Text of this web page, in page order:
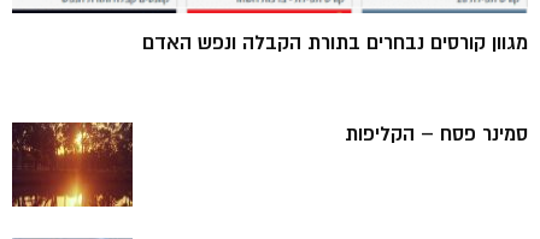
מגוון קורסים נבחרים בתורת הקבלה ונפש האדם
סמינר פסח – הקליפות